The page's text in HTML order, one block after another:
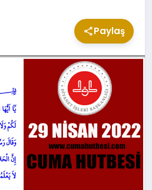
Paylaş